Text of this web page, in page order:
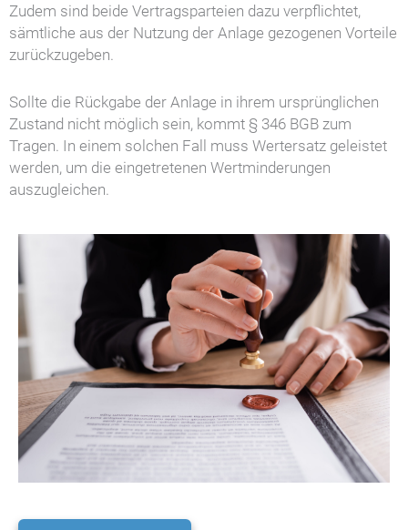
Zudem sind beide Vertragsparteien dazu verpflichtet,
sämtliche aus der Nutzung der Anlage gezogenen Vorteile
zurückzugeben.
Sollte die Rückgabe der Anlage in ihrem ursprünglichen
Zustand nicht möglich sein, kommt § 346 BGB zum
Tragen. In einem solchen Fall muss Wertersatz geleistet
werden, um die eingetretenen Wertminderungen
auszugleichen.